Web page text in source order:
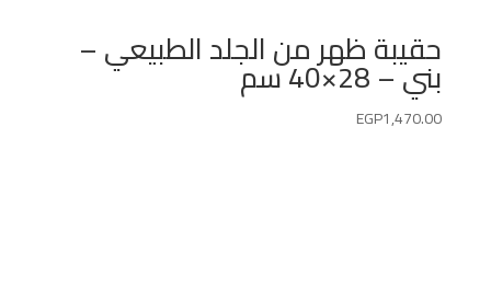
حقيبة ظهر من الجلد الطبيعي –
بني – 28×40 سم
EGP1,470.00